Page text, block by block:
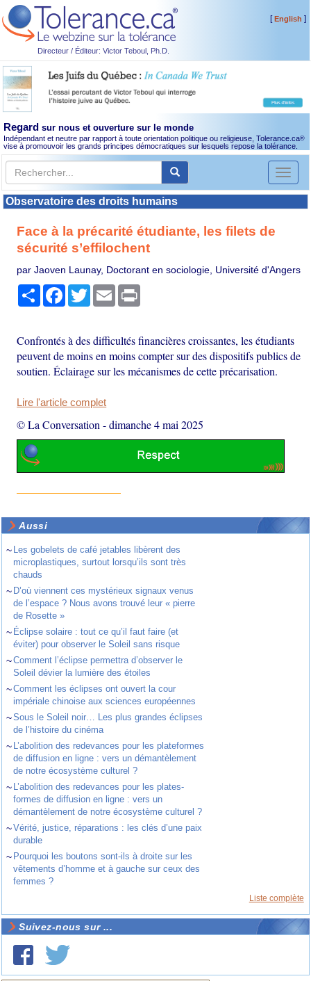
Directeur / Éditeur: Victor Teboul, Ph.D.
[English ]
Regard sur nous et ouverture sur le monde
Indépendant et neutre par rapport à toute orientation politique ou religieuse, Tolerance.ca®
vise à promouvoir les grands principes démocratiques sur lesquels repose la tolérance.
Toggle
Observatoire des droits humains
Face à la précarité étudiante, les filets de
sécurité s’effilochent
par Jaoven Launay, Doctorant en sociologie, Université d'Angers
PartagerFacebook
TwitterEmail
Confrontés à des difficultés financières croissantes, les étudiants
peuvent de moins en moins compter sur des dispositifs publics de
soutien. Éclairage sur les mécanismes de cette précarisation.
Lire l'article complet
© La Conversation -dimanche 4 mai 2025
Aussi
~ Les gobelets de café jetables libèrent des
microplastiques, surtout lorsqu’ils sont très
chauds
~ D’où viennent ces mystérieux signaux venus
de l’espace ? Nous avons trouvé leur « pierre
de Rosette »
~ Éclipse solaire : tout ce qu’il faut faire (et
éviter) pour observer le Soleil sans risque
~Comment l’éclipse permettra d’observer le
Soleil dévier la lumière des étoiles
~Comment les éclipses ont ouvert la cour
impériale chinoise aux sciences européennes
~Sous le Soleil noir… Les plus grandes éclipses
de l’histoire du cinéma
~ L’abolition des redevances pour les plateformes
de diffusion en ligne : vers un démantèlement
de notre écosystème culturel ?
~ L’abolition des redevances pour les plates-
formes de diffusion en ligne : vers un
démantèlement de notre écosystème culturel ?
~Vérité, justice, réparations : les clés d’une paix
durable
~ Pourquoi les boutons sont-ils à droite sur les
vêtements d’homme et à gauche sur ceux des
femmes ?
Liste complète
Suivez-nous sur ...